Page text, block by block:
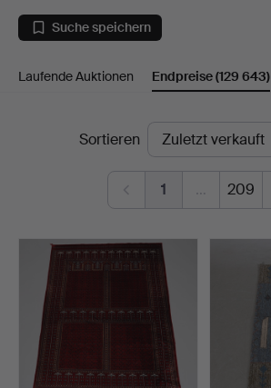
Textilien
Suche speichern
Laufende Auktionen Endpreise(129 643)
EndpreiseSortieren
1 … 209